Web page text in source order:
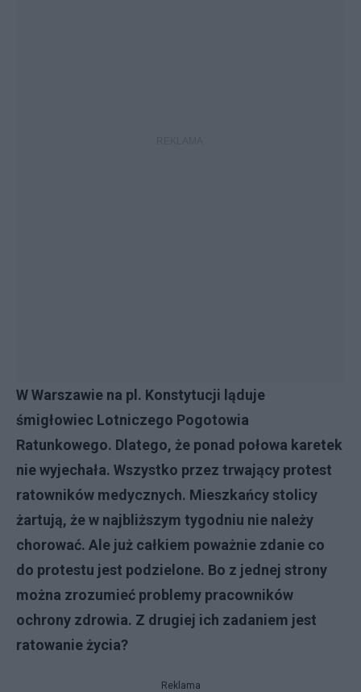
W Warszawie na pl. Konstytucji ląduje
śmigłowiec Lotniczego Pogotowia
Ratunkowego. Dlatego, że ponad połowa karetek
nie wyjechała. Wszystko przez trwający protest
ratowników medycznych. Mieszkańcy stolicy
żartują, że w najbliższym tygodniu nie należy
chorować. Ale już całkiem poważnie zdanie co
do protestu jest podzielone. Bo z jednej strony
można zrozumieć problemy pracowników
ochrony zdrowia. Z drugiej ich zadaniem jest
ratowanie życia?
Reklama